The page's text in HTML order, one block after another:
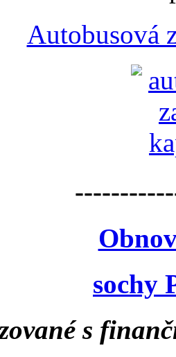
Autobusová
sochy
s